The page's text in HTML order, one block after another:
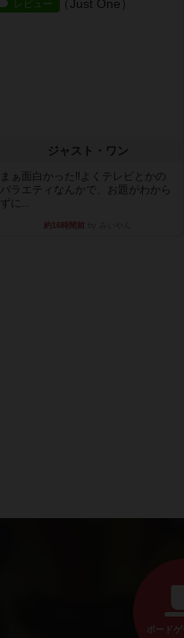
レビュー
ジャスト・ワン
まぁ面白かった‼️よくテレビとかの
バラエティなんかで、お題がわから
ずに...
約16時間前
ボード